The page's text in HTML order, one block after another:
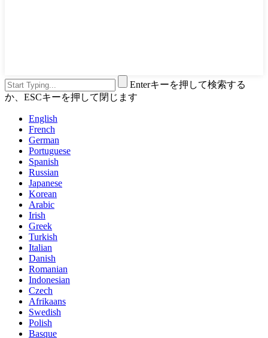
Enterキーを押して検索する
か、ESCキーを押して閉じます
English
French
German
Portuguese
Spanish
Russian
Japanese
Korean
Arabic
Irish
Greek
Turkish
Italian
Danish
Romanian
Indonesian
Czech
Afrikaans
Swedish
Polish
Basque